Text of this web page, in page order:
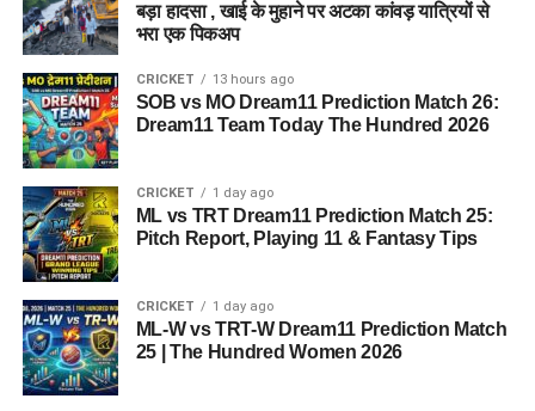
बड़ा हादसा , खाई के मुहाने पर अटका कांवड़ यात्रियों से
भरा एक पिकअप
CRICKET 13 hours ago
SOB vs MO Dream11 Prediction Match 26:
Dream11 Team Today The Hundred 2026
CRICKET 1 day ago
ML vs TRT Dream11 Prediction Match 25:
Pitch Report, Playing 11 & Fantasy Tips
CRICKET 1 day ago
ML-W vs TRT-W Dream11 Prediction Match
25 | The Hundred Women 2026